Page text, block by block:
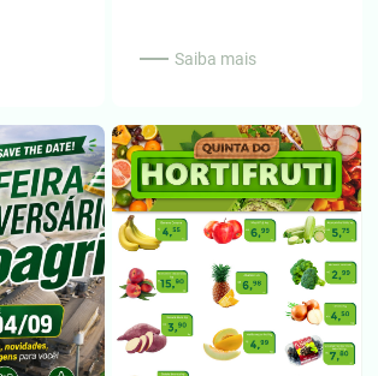
Saiba mais